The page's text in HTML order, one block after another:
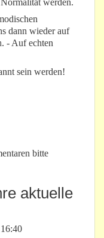
werden.
dann wieder auf
- Auf echten
sein werden!
eine einmalige
bitte
aktuelle